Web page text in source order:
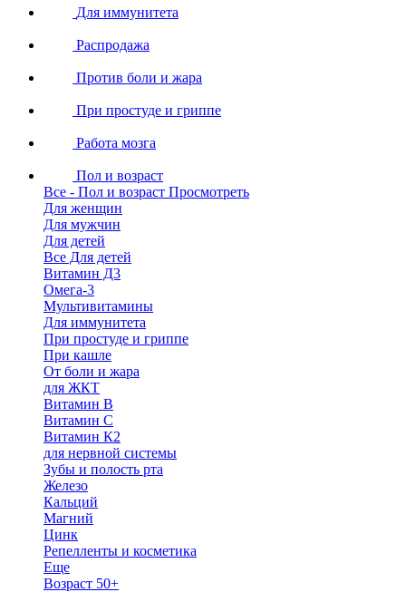
Для иммунитета
Распродажа
Против боли и жара
При простуде и гриппе
Работа мозга
Пол и возраст
Все - Пол и возраст Просмотреть
Для женщин
Для мужчин
Для детей
Все Для детей
Витамин Д3
Омега-3
Мультивитамины
Для иммунитета
При простуде и гриппе
При кашле
От боли и жара
для ЖКТ
Витамин В
Витамин С
Витамин К2
для нервной системы
Зубы и полость рта
Железо
Кальций
Магний
Цинк
Репелленты и косметика
Еще
Возраст 50+